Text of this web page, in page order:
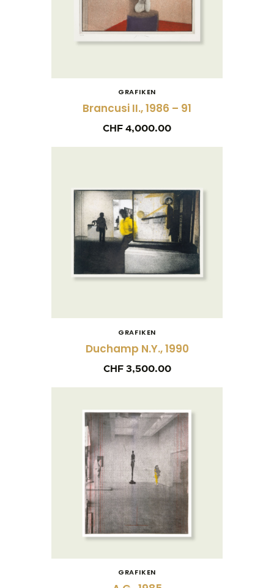
GRAFIKEN
Brancusi II., 1986 – 91
CHF4,000.00
GRAFIKEN
Duchamp N.Y., 1990
CHF 3,500.00
GRAFIKEN